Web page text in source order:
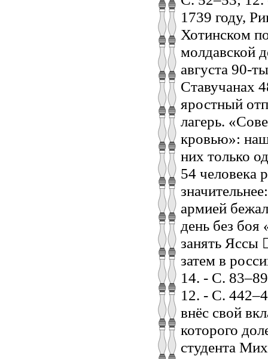
1739 году,
Хотинском
молдавской
августа 90-
Ставучанах
яростный
лагерь.
кровью»:
них только
54 человека
армией
день без боя
занять Яссы
затем в
14. - С.
12. - С.
внёс свой
которого
студента